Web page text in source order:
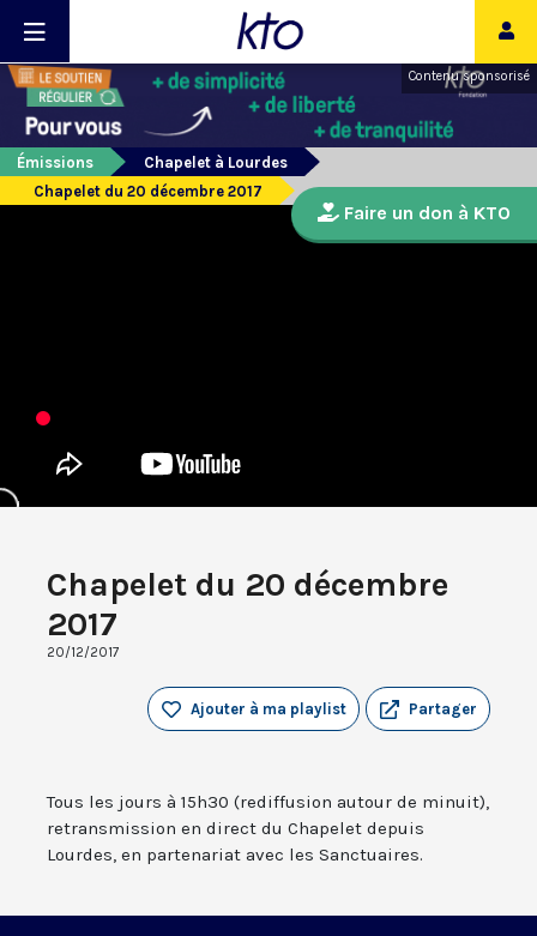
Contenu sponsorisé
Émissions
Chapelet à Lourdes
Chapelet du 20 décembre 2017
Chapelet du 20 décembre
2017
20/12/2017
Partager
Ajouter à ma playlist
Tous les jours à 15h30 (rediffusion autour de minuit),
retransmission en direct du Chapelet depuis
Lourdes, en partenariat avec les Sanctuaires.
Faire un don à KTO